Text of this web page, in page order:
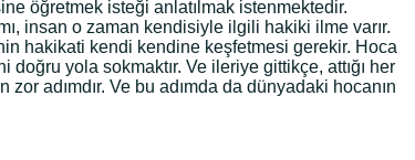
öğretmek isteği anlatılmak istenmektedir.
insan o zaman kendisiyle ilgili hakiki ilme varır.
hakikati kendi kendine keşfetmesi gerekir. Hoca
yola sokmaktır. Ve ileriye gittikçe, attığı her
adımdır. Ve bu adımda da dünyadaki hocanın